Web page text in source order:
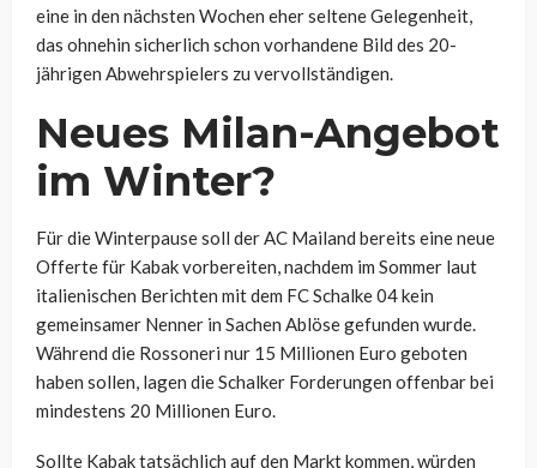
eine in den nächsten Wochen eher seltene Gelegenheit,
das ohnehin sicherlich schon vorhandene Bild des 20-
jährigen Abwehrspielers zu vervollständigen.
Neues Milan-Angebot
im Winter?
Für die Winterpause soll der AC Mailand bereits eine neue
Offerte für Kabak vorbereiten, nachdem im Sommer laut
italienischen Berichten mit dem FC Schalke 04 kein
gemeinsamer Nenner in Sachen Ablöse gefunden wurde.
Während die Rossoneri nur 15 Millionen Euro geboten
haben sollen, lagen die Schalker Forderungen offenbar bei
mindestens 20 Millionen Euro.
Sollte Kabak tatsächlich auf den Markt kommen, würden